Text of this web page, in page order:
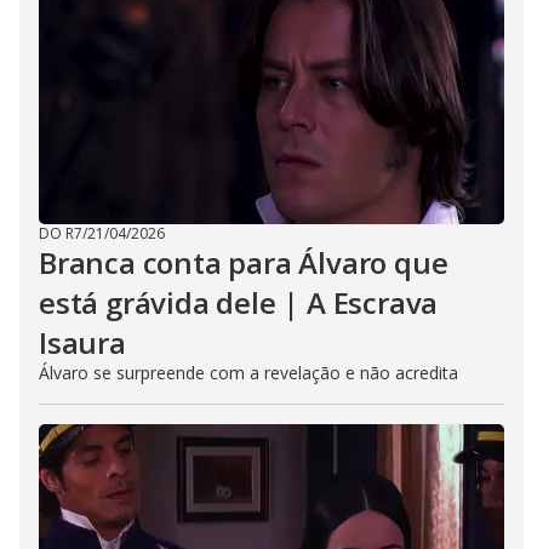
DO R7/21/04/2026
Branca conta para Álvaro que
está grávida dele | A Escrava
Isaura
Álvaro se surpreende com a revelação e não acredita